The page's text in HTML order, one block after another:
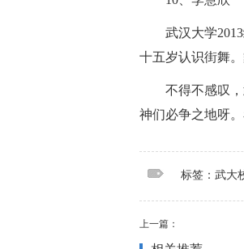
武汉大学
十五岁认识街舞
不得不感叹
神们必争之地呀
标签：武大
上一篇：